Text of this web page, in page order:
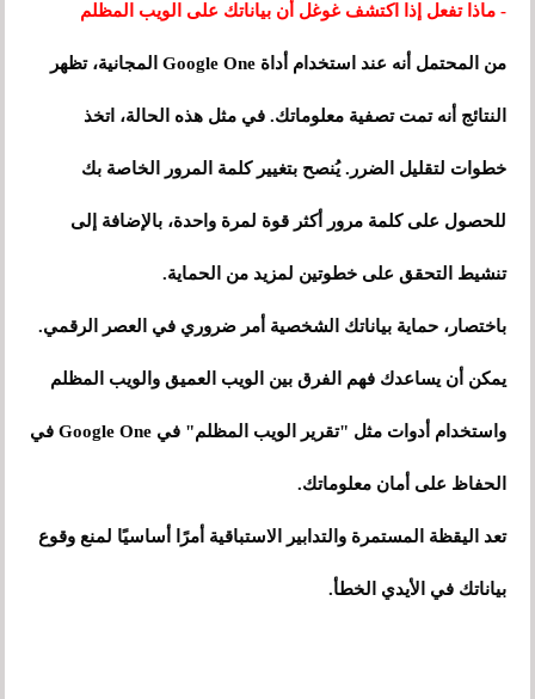
- ماذا تفعل إذا اكتشف غوغل أن بياناتك على الويب المظلم
من المحتمل أنه عند استخدام أداة Google One المجانية، تظهر
النتائج أنه تمت تصفية معلوماتك. في مثل هذه الحالة، اتخذ
خطوات لتقليل الضرر. يُنصح بتغيير كلمة المرور الخاصة بك
للحصول على كلمة مرور أكثر قوة لمرة واحدة، بالإضافة إلى
تنشيط التحقق على خطوتين لمزيد من الحماية.
باختصار، حماية بياناتك الشخصية أمر ضروري في العصر الرقمي.
يمكن أن يساعدك فهم الفرق بين الويب العميق والويب المظلم
واستخدام أدوات مثل "تقرير الويب المظلم" في Google One في
الحفاظ على أمان معلوماتك.
تعد اليقظة المستمرة والتدابير الاستباقية أمرًا أساسيًا لمنع وقوع
بياناتك في الأيدي الخطأ.